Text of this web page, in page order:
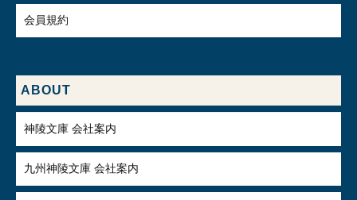
会員規約
ABOUT
神陵文庫 会社案内
九州神陵文庫 会社案内